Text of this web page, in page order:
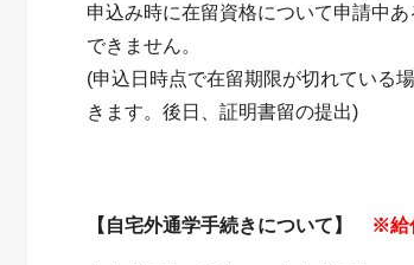
申込み時に在留資格について申請中
できません。
(申込日時点で在留期限が切れている
きます。後日、証明書留の提出)
【自宅外通学手続きについて】 ※給